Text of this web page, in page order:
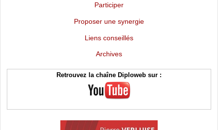
Participer
Proposer une synergie
Liens conseillés
Archives
Retrouvez la chaîne Diploweb sur :